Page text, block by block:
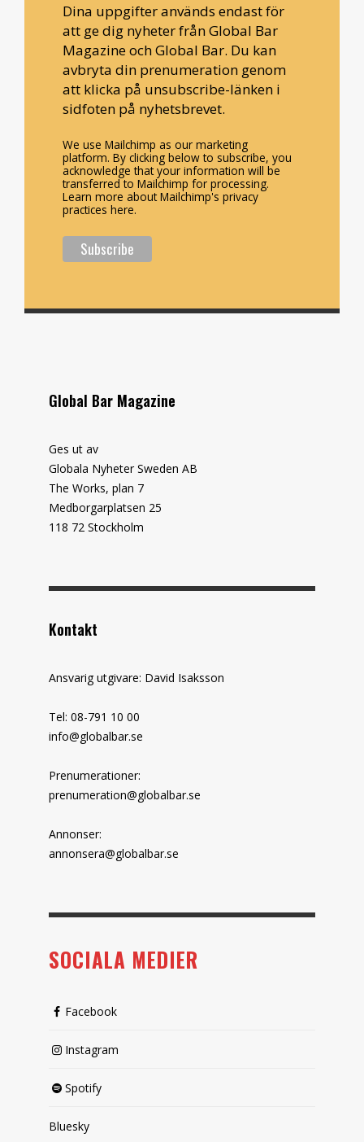
Dina uppgifter används endast för
att ge dig nyheter från Global Bar
Magazine och Global Bar. Du kan
avbryta din prenumeration genom
att klicka på unsubscribe-länken i
sidfoten på nyhetsbrevet.
We use Mailchimp as our marketing
platform. By clicking below to subscribe, you
acknowledge that your information will be
transferred to Mailchimp for processing.
Learn more about Mailchimp's privacy
practices here.
Global Bar Magazine
Ges ut av
Globala Nyheter Sweden AB
The Works, plan 7
Medborgarplatsen 25
118 72 Stockholm
Kontakt
Ansvarig utgivare: David Isaksson
Tel: 08-791 10 00
info@globalbar.se
Prenumerationer:
prenumeration@globalbar.se
Annonser:
annonsera@globalbar.se
SOCIALA MEDIER
Facebook
Instagram
Spotify
Bluesky